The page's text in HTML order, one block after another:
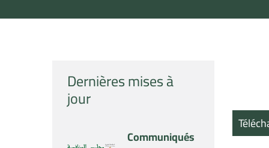
Dernières mises à
jour
Communiqués